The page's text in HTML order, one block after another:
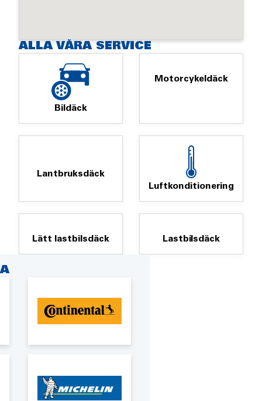
ALLA VÅRA SERVICE
Bildäck
Motorcykeldäck
Lantbruksdäck
Luftkonditionering
Lätt lastbilsdäck Lastbilsdäck